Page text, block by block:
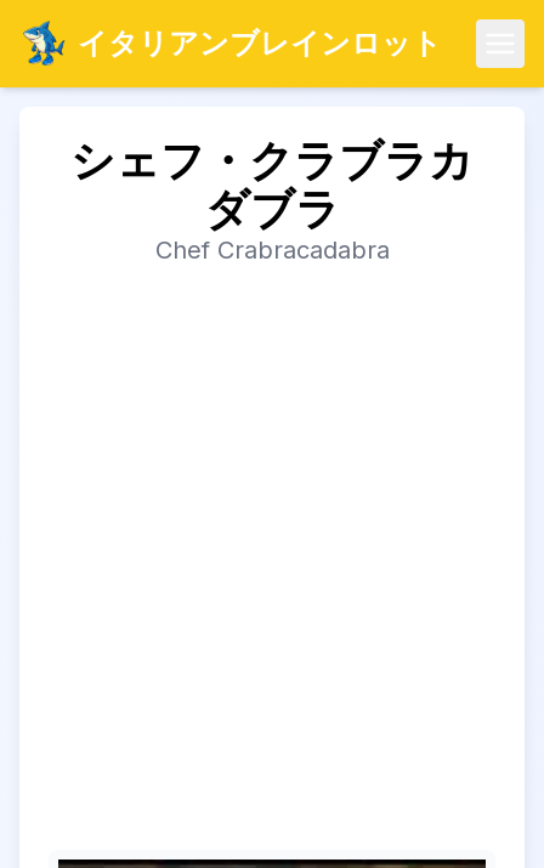
イタリアンブレインロット
シェフ・クラブラカ
ダブラ
Chef Crabracadabra